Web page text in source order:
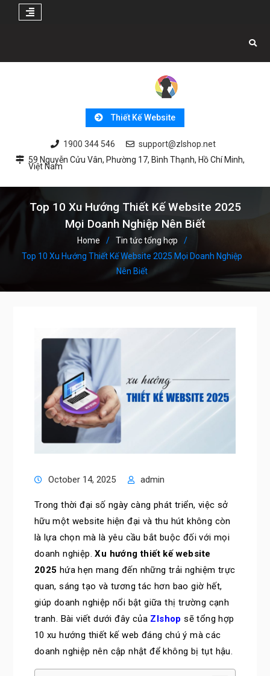
content
Thiết Kế Website
1900 344 546
support@zlshop.net
59 Nguyễn Cửu Vân, Phường 17, Bình Thạnh, Hồ Chí Minh,
Việt Nam
Top 10 Xu Hướng Thiết Kế Website 2025
Mọi Doanh Nghiệp Nên Biết
Home
Tin tức tổng hợp
Top 10 Xu Hướng Thiết Kế Website 2025 Mọi Doanh Nghiệp
Nên Biết
October 14, 2025 admin
Trong thời đại số ngày càng phát triển, việc sở
hữu một website hiện đại và thu hút không còn
là lựa chọn mà là yêu cầu bắt buộc đối với mọi
doanh nghiệp.Xu hướng thiết kế website
2025 hứa hẹn mang đến những trải nghiệm trực
quan, sáng tạo và tương tác hơn bao giờ hết,
giúp doanh nghiệp nổi bật giữa thị trường cạnh
tranh. Bài viết dưới đây của Zlshop sẽ tổng hợp
10 xu hướng thiết kế web đáng chú ý mà các
doanh nghiệp nên cập nhật để không bị tụt hậu.